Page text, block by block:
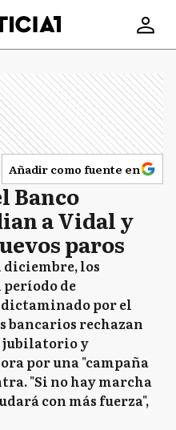
Añadir como fuente en
Banco
a Vidal y
paros
diciembre, los
de
por el
bancarios rechazan
jubilatorio y
por una "campaña
"Si no hay marcha
con más fuerza",